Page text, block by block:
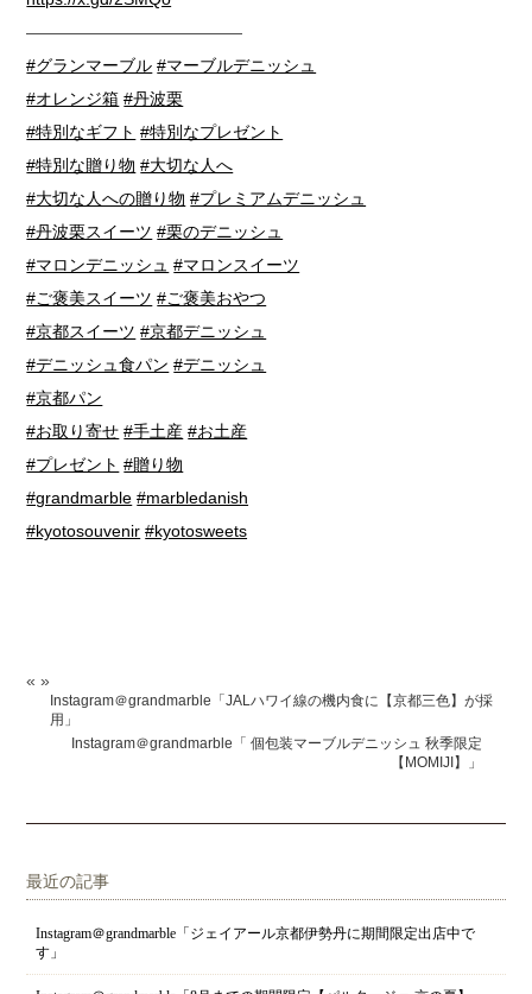
最近の記事
Instagram＠grandmarble「ジェイアール京都伊勢丹に期間限定出店中で
す」
—————————————
#グランマーブル #マーブルデニッシュ
#オレンジ箱 #丹波栗
#特別なギフト #特別なプレゼント
#特別な贈り物 #大切な人へ
#大切な人への贈り物 #プレミアムデニッシュ
#丹波栗スイーツ #栗のデニッシュ
#マロンデニッシュ #マロンスイーツ
#ご褒美スイーツ #ご褒美おやつ
#京都スイーツ #京都デニッシュ
#デニッシュ食パン #デニッシュ
#京都パン
#お取り寄せ #手土産 #お土産
#プレゼント #贈り物
#grandmarble #marbledanish
#kyotosouvenir #kyotosweets
«
Instagram＠grandmarble「JALハワイ線の機内食に【京都三色】が採
用」
Instagram＠grandmarble「 個包装マーブルデニッシュ 秋季限定
【MOMIJI】」
»